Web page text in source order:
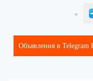
Объявления в Telegram